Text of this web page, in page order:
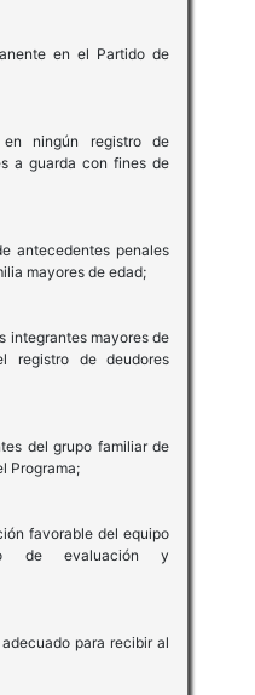
en el Partido de
ningún registro de
a guarda con fines de
antecedentes penales
mayores de edad;
integrantes mayores de
de deudores
del grupo familiar de
Programa;
favorable del equipo
de evaluación y
para recibir al